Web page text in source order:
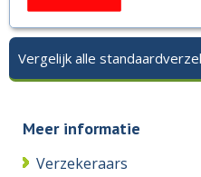
Vergelijk alle
Meer informatie
Verzekeraars